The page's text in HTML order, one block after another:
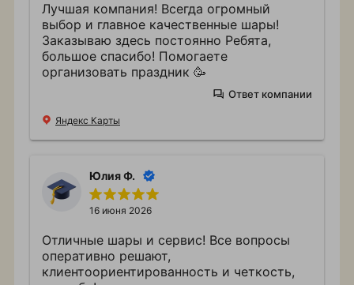
Лучшая компания! Всегда огромный
выбор и главное качественные шары!
Заказываю здесь постоянно Ребята,
большое спасибо! Помогаете
организовать праздник 🥳
Ответ компании
Яндекс Карты
Юлия Ф.
16 июня 2026
Отличные шары и сервис! Все вопросы
оперативно решают,
клиентоориентированность и четкость,